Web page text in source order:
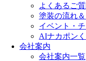
よくあるご
塗装の流れ
イベント・
AIナカポン
会社案内
会社案内一覧